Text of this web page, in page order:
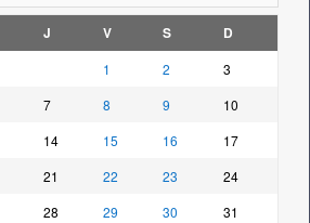
J V S D
1 2
3
7 8 9
10
14 15 16
17
21 22 23
24
28 29 30 31